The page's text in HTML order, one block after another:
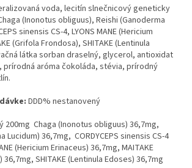
voda, lecitín slnečnicový geneticky
(Inonotus obliguus), Reishi (Ganoderma
sinensis CS-4, LYONS MANE (Hericium
(Grifola Frondosa), SHITAKE (Lentinula
látka sorban draselný, glycerol, antioxidat
prírodná aróma čokoláda, stévia, prírodný
DDD% nestanovený
200mg Chaga (Inonotus obliguus) 36,7mg,
Lucidum) 36,7mg, CORDYCEPS sinensis CS-4
(Hericium Erinaceus) 36,7mg, MAITAKE
SHITAKE (Lentinula Edoses) 36,7mg